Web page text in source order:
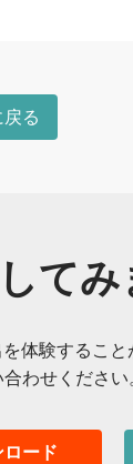
る
てみ
体験すること
わせください
ード